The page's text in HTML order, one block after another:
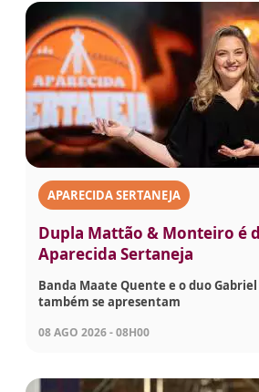
APARECIDA SERTANEJA
Dupla Mattão & Monteiro é
Aparecida Sertaneja
Banda Maate Quente e o duo
também se apresentam
08 AGO 2026 - 08H00